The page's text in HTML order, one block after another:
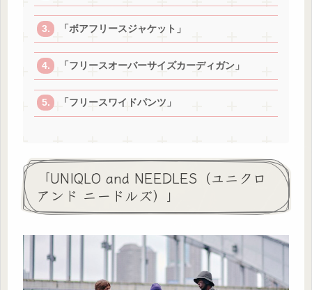
「ボアフリースジャケット」
「フリースオーバーサイズカーディガン」
「フリースワイドパンツ」
「UNIQLO and NEEDLES（ユニクロ
アンド ニードルズ）」